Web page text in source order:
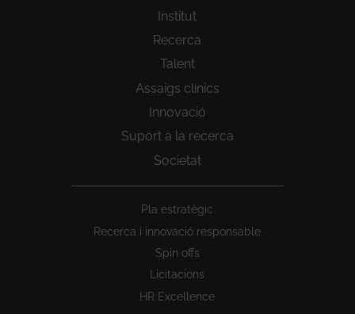
Institut
Recerca
Talent
Assaigs clínics
Innovació
Suport a la recerca
Societat
Pla estratègic
Recerca i innovació responsable
Spin offs
Licitacions
HR Excellence